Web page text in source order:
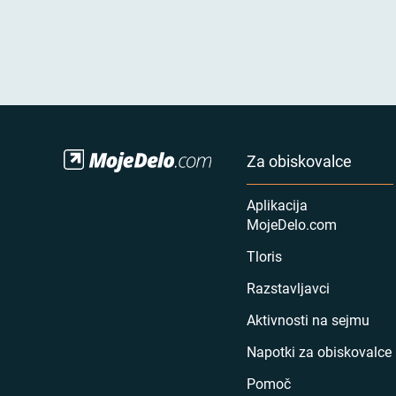
Za obiskovalce
Aplikacija
MojeDelo.com
Tloris
Razstavljavci
Aktivnosti na sejmu
Napotki za obiskovalce
Pomoč